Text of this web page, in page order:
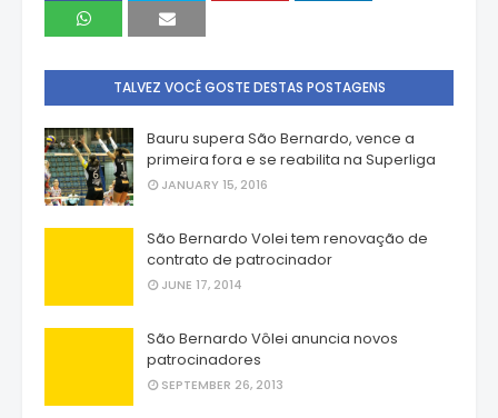
TALVEZ VOCÊ GOSTE DESTAS POSTAGENS
Bauru supera São Bernardo, vence a
primeira fora e se reabilita na Superliga
JANUARY 15, 2016
São Bernardo Volei tem renovação de
contrato de patrocinador
JUNE 17, 2014
São Bernardo Vôlei anuncia novos
patrocinadores
SEPTEMBER 26, 2013